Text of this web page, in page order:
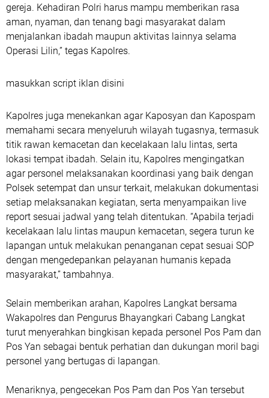
gereja. Kehadiran Polri harus mampu memberikan rasa
aman, nyaman, dan tenang bagi masyarakat dalam
menjalankan ibadah maupun aktivitas lainnya selama
Operasi Lilin,” tegas Kapolres.
masukkan script iklan disini
Kapolres juga menekankan agar Kaposyan dan Kapospam
memahami secara menyeluruh wilayah tugasnya, termasuk
titik rawan kemacetan dan kecelakaan lalu lintas, serta
lokasi tempat ibadah. Selain itu, Kapolres mengingatkan
agar personel melaksanakan koordinasi yang baik dengan
Polsek setempat dan unsur terkait, melakukan dokumentasi
setiap melaksanakan kegiatan, serta menyampaikan live
report sesuai jadwal yang telah ditentukan. “Apabila terjadi
kecelakaan lalu lintas maupun kemacetan, segera turun ke
lapangan untuk melakukan penanganan cepat sesuai SOP
dengan mengedepankan pelayanan humanis kepada
masyarakat,” tambahnya.
Selain memberikan arahan, Kapolres Langkat bersama
Wakapolres dan Pengurus Bhayangkari Cabang Langkat
turut menyerahkan bingkisan kepada personel Pos Pam dan
Pos Yan sebagai bentuk perhatian dan dukungan moril bagi
personel yang bertugas di lapangan.
Menariknya, pengecekan Pos Pam dan Pos Yan tersebut